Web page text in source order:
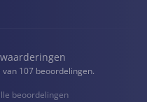
van 107 beoordelingen.
beoordelingen